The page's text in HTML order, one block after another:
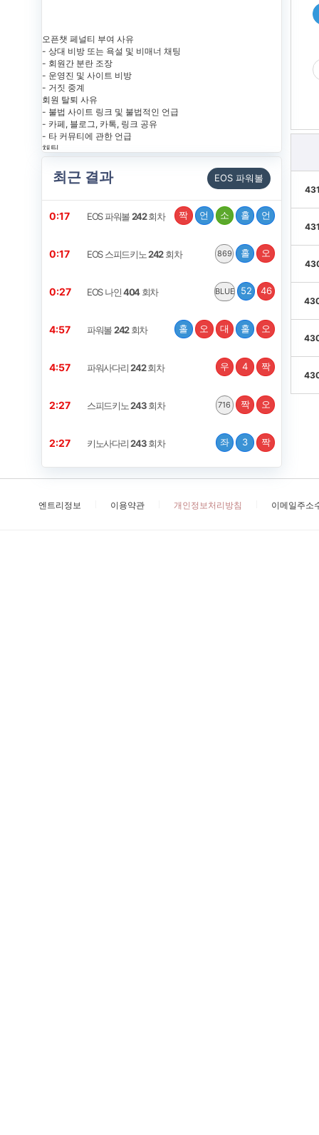
최근 결과 EOS 파워볼
0:17 EOS 파워볼242회차 짝 언 소 홀 언
0:17 EOS 스피드키노242회차 869 홀 오
0:27 EOS 나인404회차 BLUE 52 46
4:57 파워볼242회차 홀 오 대 홀 오
4:57 파워사다리242회차 우 4 짝
2:27 스피드키노243회차 716 짝 오
2:27 키노사다리243회차 좌 3 짝
엔트리정보 이용약관 개인정보처리방침 이메일주소